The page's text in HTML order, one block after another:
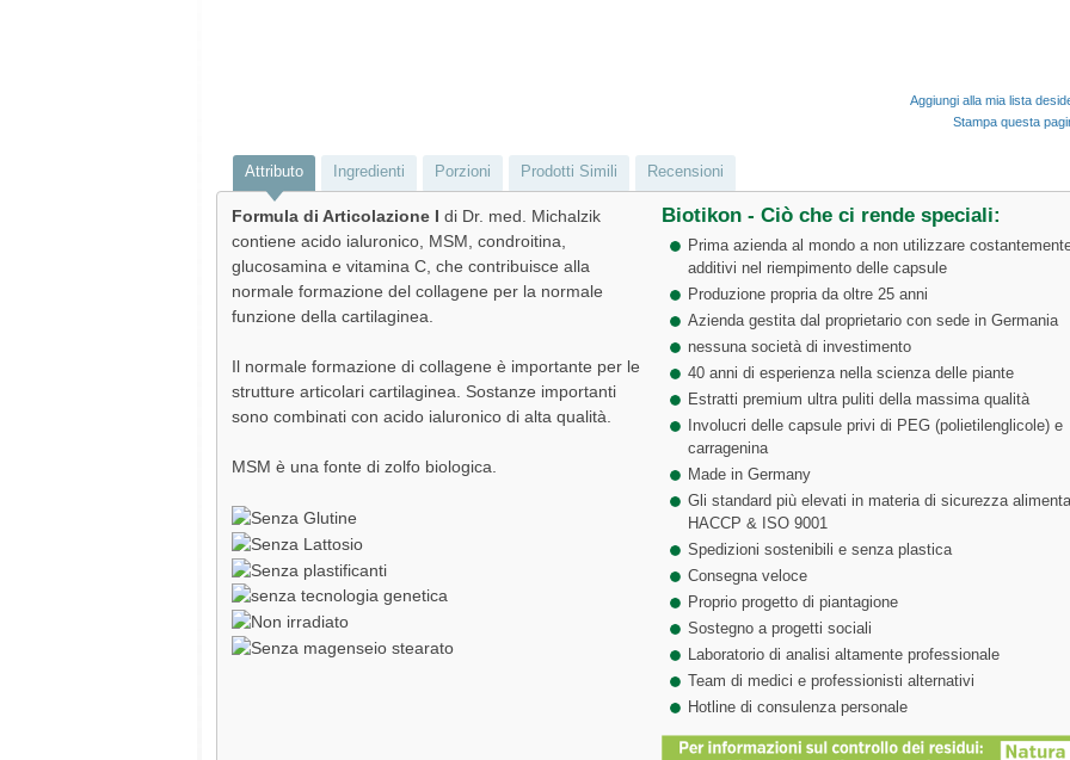
Aggiungi alla mia lista
Stampa questa
Attributo Ingredienti Porzioni Prodotti Simili Recensioni
Formula di Articolazione I di Dr. med. Michalzik
contiene acido ialuronico, MSM, condroitina,
glucosamina e vitamina C, che contribuisce alla
normale formazione del collagene per la normale
funzione della cartilaginea.
Il normale formazione di collagene è importante per le
strutture articolari cartilaginea. Sostanze importanti
sono combinati con acido ialuronico di alta qualità.
MSM è una fonte di zolfo biologica.
Biotikon - Ciò che ci rende speciali:
Prima azienda al mondo a non utilizzare
additivi nel riempimento delle capsule
Produzione propria da oltre 25 anni
Azienda gestita dal proprietario con sede in Germania
nessuna società di investimento
40 anni di esperienza nella scienza delle piante
Estratti premium ultra puliti della massima qualità
Involucri delle capsule privi di PEG (polietilenglicole) e
carragenina
Made in Germany
Gli standard più elevati in materia di sicurezza
HACCP & ISO 9001
Spedizioni sostenibili e senza plastica
Consegna veloce
Proprio progetto di piantagione
Sostegno a progetti sociali
Laboratorio di analisi altamente professionale
Team di medici e professionisti alternativi
Hotline di consulenza personale